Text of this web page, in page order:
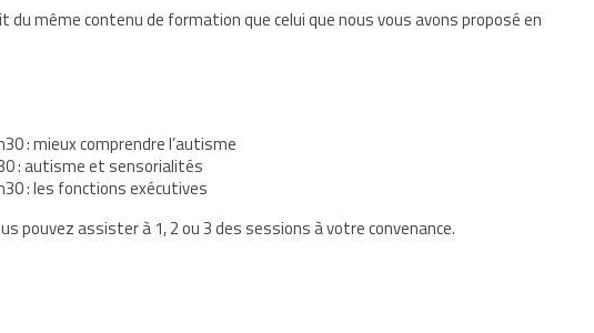
du même contenu de formation que celui que nous vous avons proposé en
: mieux comprendre l’autisme
: autisme et sensorialités
: les fonctions exécutives
pouvez assister à 1, 2 ou 3 des sessions à votre convenance.